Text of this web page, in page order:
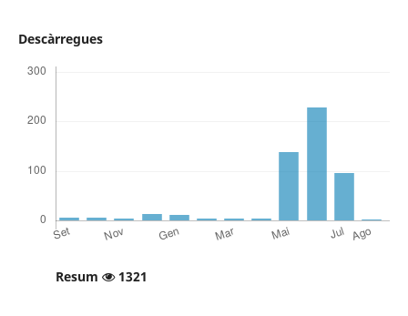
Descàrregues
Resum 1321